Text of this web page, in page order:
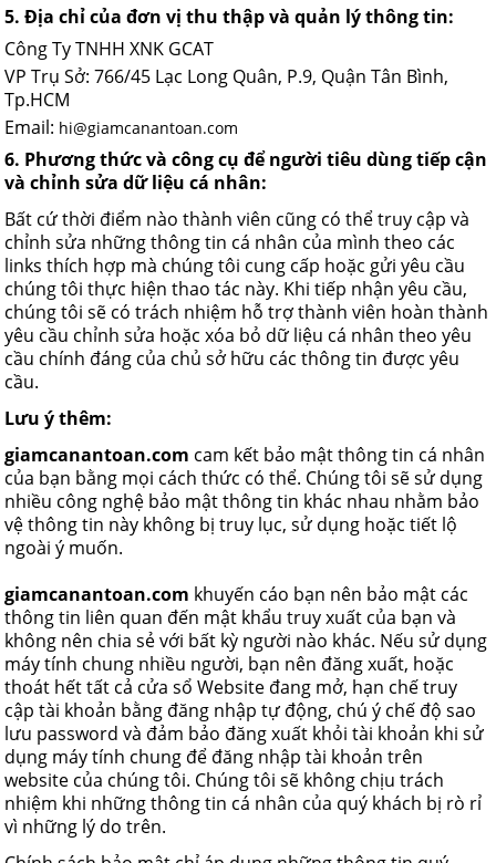
5. Địa chỉ của đơn vị thu thập và quản lý thông tin:
Công Ty TNHH XNK GCAT
VP Trụ Sở: 766/45 Lạc Long Quân, P.9, Quận Tân Bình,
Tp.HCM
Email: hi@giamcanantoan.com
6. Phương thức và công cụ để người tiêu dùng tiếp cận
và chỉnh sửa dữ liệu cá nhân:
Bất cứ thời điểm nào thành viên cũng có thể truy cập và
chỉnh sửa những thông tin cá nhân của mình theo các
links thích hợp mà chúng tôi cung cấp hoặc gửi yêu cầu
chúng tôi thực hiện thao tác này. Khi tiếp nhận yêu cầu,
chúng tôi sẽ có trách nhiệm hỗ trợ thành viên hoàn thành
yêu cầu chỉnh sửa hoặc xóa bỏ dữ liệu cá nhân theo yêu
cầu chính đáng của chủ sở hữu các thông tin được yêu
cầu.
Lưu ý thêm:
giamcanantoan.com cam kết bảo mật thông tin cá nhân
của bạn bằng mọi cách thức có thể. Chúng tôi sẽ sử dụng
nhiều công nghệ bảo mật thông tin khác nhau nhằm bảo
vệ thông tin này không bị truy lục, sử dụng hoặc tiết lộ
ngoài ý muốn.
giamcanantoan.com khuyến cáo bạn nên bảo mật các
thông tin liên quan đến mật khẩu truy xuất của bạn và
không nên chia sẻ với bất kỳ người nào khác. Nếu sử dụng
máy tính chung nhiều người, bạn nên đăng xuất, hoặc
thoát hết tất cả cửa sổ Website đang mở, hạn chế truy
cập tài khoản bằng đăng nhập tự động, chú ý chế độ sao
lưu password và đảm bảo đăng xuất khỏi tài khoản khi sử
dụng máy tính chung để đăng nhập tài khoản trên
website của chúng tôi. Chúng tôi sẽ không chịu trách
nhiệm khi những thông tin cá nhân của quý khách bị rò rỉ
vì những lý do trên.